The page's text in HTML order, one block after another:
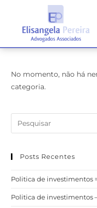
No momento, não há
categoria.
Posts Recentes
Politica de investimentos
Politica de investimentos